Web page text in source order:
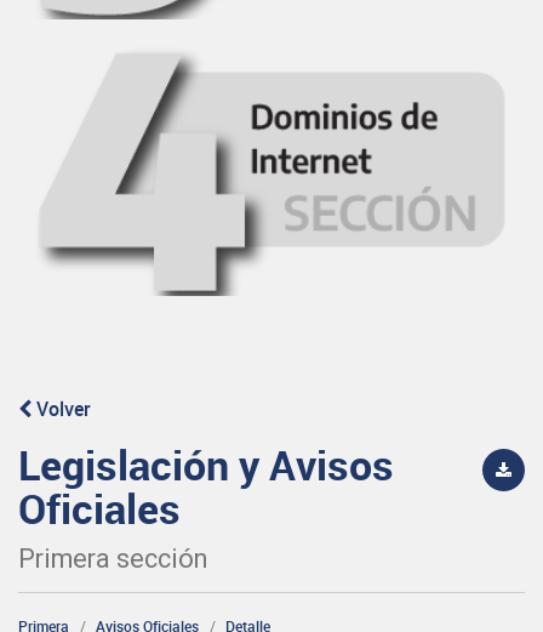
Volver
Legislación y Avisos
Oficiales
Primera sección
Primera Avisos Oficiales Detalle